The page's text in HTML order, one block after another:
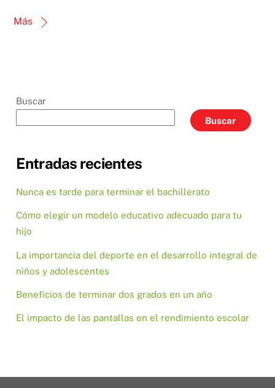
Más
Buscar
Buscar
Entradas recientes
Nunca es tarde para terminar el bachillerato
Cómo elegir un modelo educativo adecuado para tu
hijo
La importancia del deporte en el desarrollo integral de
niños y adolescentes
Beneficios de terminar dos grados en un año
El impacto de las pantallas en el rendimiento escolar